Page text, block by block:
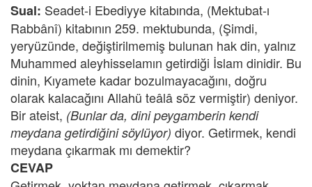
Sual: Seadet-i Ebediyye kitabında, (Mektubat-ı
Rabbânî) kitabının 259. mektubunda, (Şimdi,
yeryüzünde, değiştirilmemiş bulunan hak din, yalnız
Muhammed aleyhisselamın getirdiği İslam dinidir. Bu
dinin, Kıyamete kadar bozulmayacağını, doğru
olarak kalacağını Allahü teâlâ söz vermiştir) deniyor.
Bir ateist, (Bunlar da, dini peygamberin kendi
meydana getirdiğini söylüyor) diyor. Getirmek, kendi
meydana çıkarmak mı demektir?
CEVAP